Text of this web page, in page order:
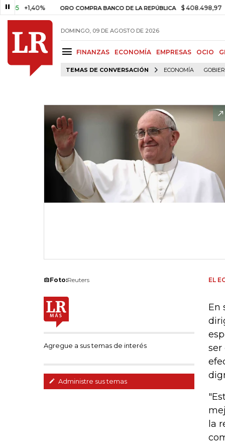
+1,40% ORO COMPRA BANCO DE LA REPÚBLICA $ 408.498,97 +$
DOMINGO, 09 DE AGOSTO DE 2026
FINANZAS ECONOMÍA EMPRESAS OCIO
TEMAS DE CONVERSACIÓN ECONOMÍA
Foto:Reuters
Agregue a sus temas de interés
Administre sus temas
EL
En
ser
la